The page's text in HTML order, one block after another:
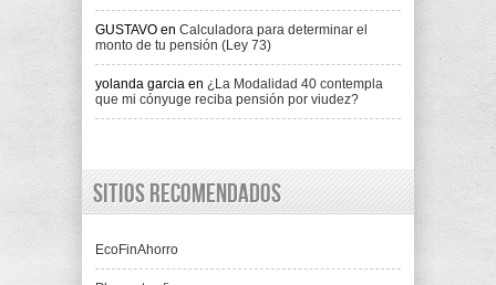
GUSTAVO en Calculadora para determinar el
monto de tu pensión (Ley 73)
yolanda garcia en ¿La Modalidad 40 contempla
que mi cónyuge reciba pensión por viudez?
Sitios recomendados
EcoFinAhorro